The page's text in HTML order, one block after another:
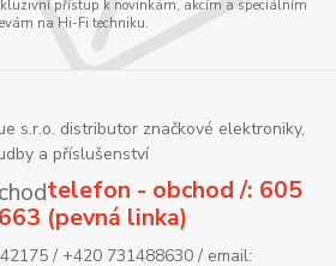
přístup k novinkám, akcím a speciálním
na Hi-Fi techniku.
s.r.o. distributor značkové elektroniky,
a příslušenství
telefon - obchod /: 605
(pevná linka)
/ +420 731488630 / email: